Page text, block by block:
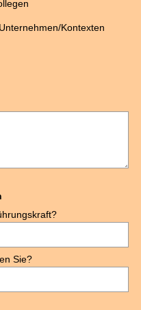
Kontexten
Sie?